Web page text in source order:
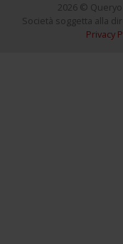
2026 © Queryo
Società soggetta alla
Privacy